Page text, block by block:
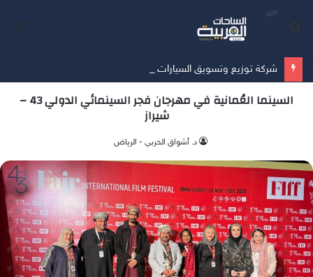
السينما العُمانية في مهرجان فجر السينمائي الدولي 43 –
شيراز
د. أشواق الحربي - الرياض